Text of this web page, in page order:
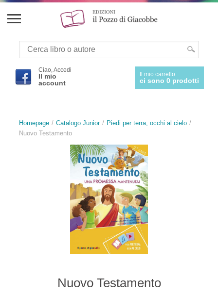
Ciao, Accedi
Il mio
account
Il mio carrello
ci sono 0 prodotti
Homepage Catalogo Junior
Piedi per terra, occhi al cielo
Nuovo Testamento
Nuovo Testamento